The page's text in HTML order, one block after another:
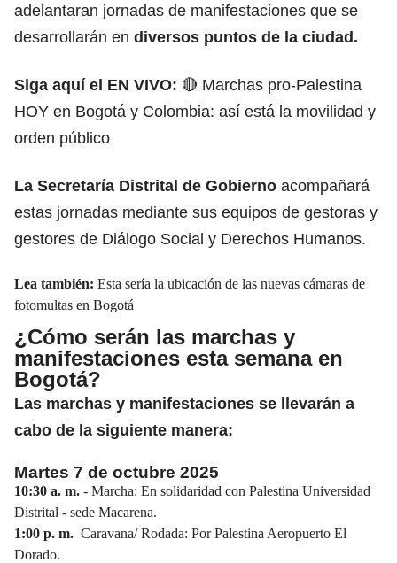
adelantaran jornadas de manifestaciones que se
desarrollarán en diversos puntos de la ciudad.
Siga aquí el EN VIVO: 🔴 Marchas pro-Palestina
HOY en Bogotá y Colombia: así está la movilidad y
orden público
La Secretaría Distrital de Gobierno acompañará
estas jornadas mediante sus equipos de gestoras y
gestores de Diálogo Social y Derechos Humanos.
Lea también: Esta sería la ubicación de las nuevas cámaras de
fotomultas en Bogotá
¿Cómo serán las marchas y
manifestaciones esta semana en
Bogotá?
Las marchas y manifestaciones se llevarán a
cabo de la siguiente manera:
Martes 7 de octubre 2025
10:30 a. m. - Marcha: En solidaridad con Palestina Universidad
Distrital - sede Macarena.
1:00 p. m. Caravana/ Rodada: Por Palestina Aeropuerto El
Dorado.